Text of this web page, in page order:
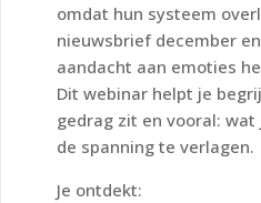
omdat hun systeem
nieuwsbrief december
aandacht aan emoties
Dit webinar helpt je
gedrag zit en vooral:
de spanning te verlagen.
Je ontdekt: